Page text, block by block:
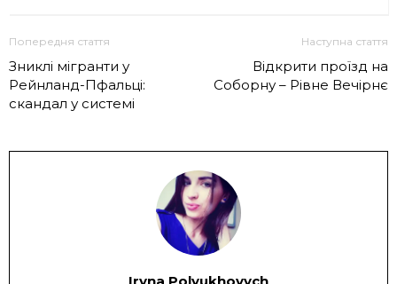
Попередня стаття
Зниклі мігранти у
Рейнланд-Пфальці:
скандал у системі
Наступна стаття
Відкрити проїзд на
Соборну – Рівне Вечірнє